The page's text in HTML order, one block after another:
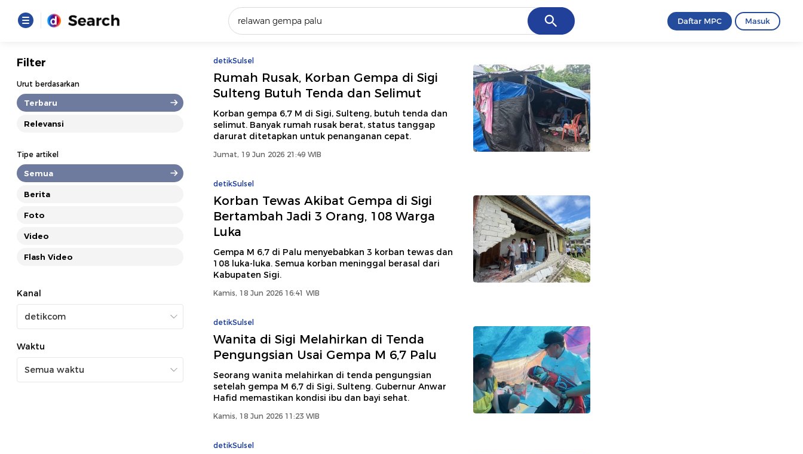
Cancel
Loading...
Promoted
Daftar MPC Masuk
Filter
Urut berdasarkan
Terbaru
Relevansi
Tipe artikel
Semua
Berita
Foto
Video
Flash Video
Kanal
Waktu
detikSulsel
Rumah Rusak, Korban Gempa di Sigi
Sulteng Butuh Tenda dan Selimut
Korban gempa 6,7 M di Sigi, Sulteng, butuh tenda dan
selimut. Banyak rumah rusak berat, status tanggap
darurat ditetapkan untuk penanganan cepat.
Jumat, 19 Jun 2026 21:49 WIB
detikSulsel
Korban Tewas Akibat Gempa di Sigi
Bertambah Jadi 3 Orang, 108 Warga
Luka
Gempa M 6,7 di Palu menyebabkan 3 korban tewas dan
108 luka-luka. Semua korban meninggal berasal dari
Kabupaten Sigi.
Kamis, 18 Jun 2026 16:41 WIB
detikSulsel
Wanita di Sigi Melahirkan di Tenda
Pengungsian Usai Gempa M 6,7 Palu
Seorang wanita melahirkan di tenda pengungsian
setelah gempa M 6,7 di Sigi, Sulteng. Gubernur Anwar
Hafid memastikan kondisi ibu dan bayi sehat.
Kamis, 18 Jun 2026 11:23 WIB
detikSulsel